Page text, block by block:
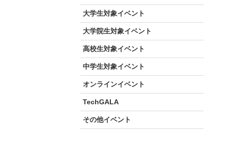
大学生対象イベント
大学院生対象イベント
高校生対象イベント
中学生対象イベント
オンラインイベント
TechGALA
その他イベント